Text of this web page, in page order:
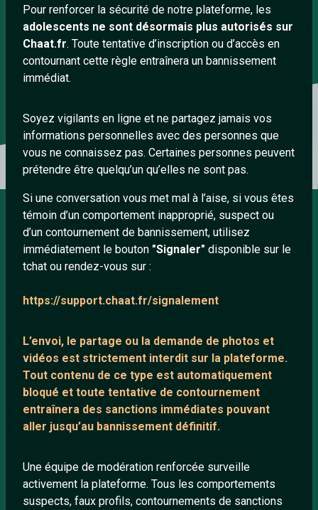
Pour renforcer la sécurité de notre plateforme, les
adolescents ne sont désormais plus autorisés sur
Chaat.fr. Toute tentative d’inscription ou d’accès en
contournant cette règle entraînera un bannissement
immédiat.
Soyez vigilants en ligne et ne partagez jamais vos
informations personnelles avec des personnes que
vous ne connaissez pas. Certaines personnes peuvent
prétendre être quelqu’un qu’elles ne sont pas.
Si une conversation vous met mal à l’aise, si vous êtes
témoin d’un comportement inapproprié, suspect ou
d’un contournement de bannissement, utilisez
immédiatement le bouton "Signaler" disponible sur le
tchat ou rendez-vous sur :
https://support.chaat.fr/signalement
L’envoi, le partage ou la demande de photos et
vidéos est strictement interdit sur la plateforme.
Tout contenu de ce type est automatiquement
bloqué et toute tentative de contournement
entraînera des sanctions immédiates pouvant
aller jusqu’au bannissement définitif.
Une équipe de modération renforcée surveille
activement la plateforme. Tous les comportements
suspects, faux profils, contournements de sanctions
Conditions générales
LIENS UTILES
Protection mineurs
Blog
Salons de discussion
Quotes
Playlists YouTube